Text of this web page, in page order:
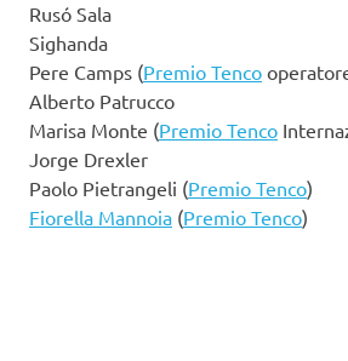
Rusó Sala
Sighanda
Pere Camps (Premio Tenco
Alberto Patrucco
Marisa Monte (Premio Tenco
Jorge Drexler
Paolo Pietrangeli (Premio Tenco)
Fiorella Mannoia (Premio Tenco)